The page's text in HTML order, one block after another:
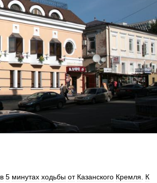
в 5 минутах ходьбы от Казанского Кремля
К